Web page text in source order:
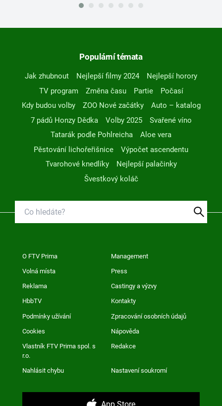
Populární témata
Jak zhubnout Nejlepší filmy 2024
Nejlepší horory
TV program
Změna času Partie
Počasí
Kdy budou volby
ZOO Nové začátky
Auto – katalog
7 pádů Honzy Dědka
Volby 2025
Svařené víno
Tatarák podle Pohlreicha
Aloe vera
Pěstování lichořeřišnice
Výpočet ascendentu
Tvarohové knedlíky
Nejlepší palačinky
Švestkový koláč
O FTV Prima Management
Volná místa Press
Reklama Castingy a výzvy
HbbTV Kontakty
Podmínky užívání Zpracování osobních údajů
Cookies Nápověda
Vlastník FTV Prima spol. s
r.o.
Redakce
Nahlásit chybu Nastavení soukromí